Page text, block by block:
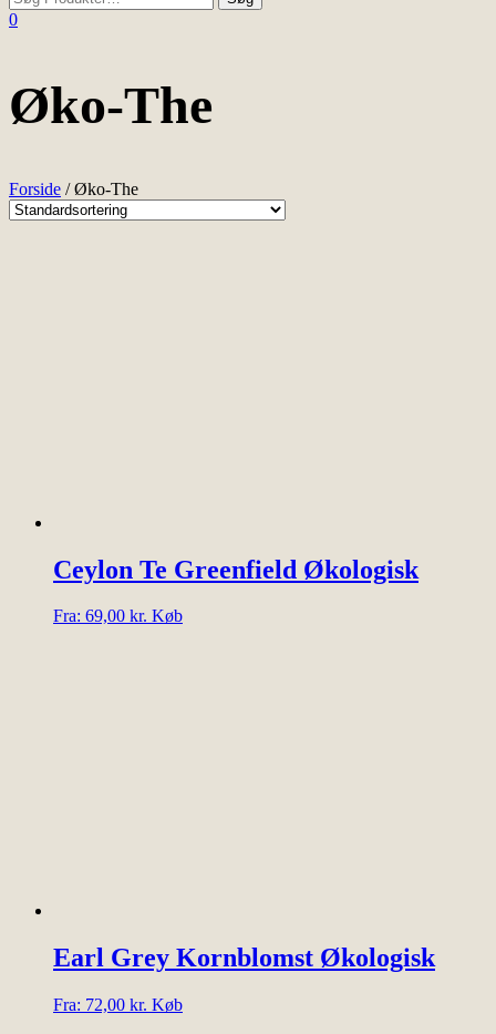
0
Øko-The
Forside / Øko-The
Ceylon Te Greenfield Økologisk
Fra: 69,00 kr. KøbDette
Earl Grey Kornblomst Økologisk
Fra: 72,00 kr. KøbDette